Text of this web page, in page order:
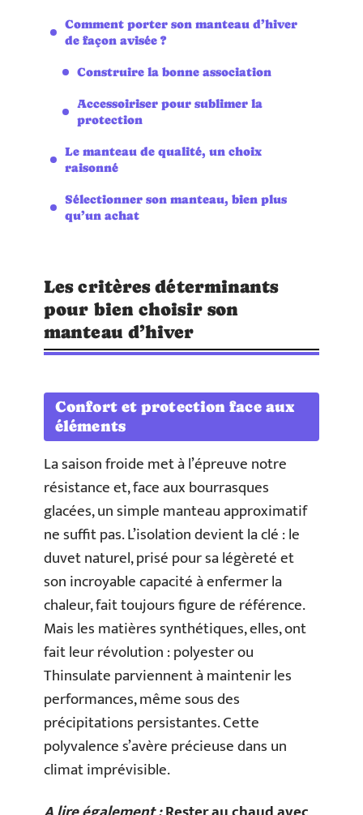
Comment porter son manteau d’hiver
de façon avisée ?
Construire la bonne association
Accessoiriser pour sublimer la
protection
Le manteau de qualité, un choix
raisonné
Sélectionner son manteau, bien plus
qu’un achat
Les critères déterminants
pour bien choisir son
manteau d’hiver
Confort et protection face aux
éléments
La saison froide met à l’épreuve notre
résistance et, face aux bourrasques
glacées, un simple manteau approximatif
ne suffit pas. L’isolation devient la clé : le
duvet naturel, prisé pour sa légèreté et
son incroyable capacité à enfermer la
chaleur, fait toujours figure de référence.
Mais les matières synthétiques, elles, ont
fait leur révolution : polyester ou
Thinsulate parviennent à maintenir les
performances, même sous des
précipitations persistantes. Cette
polyvalence s’avère précieuse dans un
climat imprévisible.